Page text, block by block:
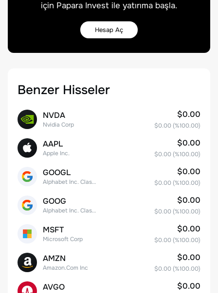
için Papara Invest ile yatırıma başla.
Hesap Aç
Benzer Hisseler
NVDA
Nvidia Corp
$0.00
$0.00 (%100.00)
AAPL
Apple Inc.
$0.00
$0.00 (%100.00)
GOOGL
Alphabet Inc. Class A Common Stock
$0.00
$0.00 (%100.00)
GOOG
Alphabet Inc. Class C Capital Stock
$0.00
$0.00 (%100.00)
MSFT
Microsoft Corp
$0.00
$0.00 (%100.00)
AMZN
Amazon.Com Inc
$0.00
$0.00 (%100.00)
AVGO $0.00